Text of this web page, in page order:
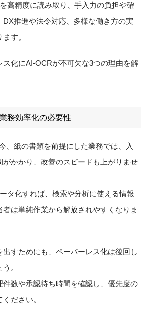
高精度に読み取り、手入力の負担や確
DX推進や法令対応、多様な働き方の実
す。
ス化にAI-OCRが不可欠な3つの理由を解
務効率化の必要性
、紙の書類を前提にした業務では、入
がかかり、改善のスピードも上がりませ
タ化すれば、検索や分析に使える情報
は単純作業から解放されやすくなりま
出すためにも、ペーパーレス化は後回し
。
件数や承認待ち時間を確認し、優先度の
ださい。